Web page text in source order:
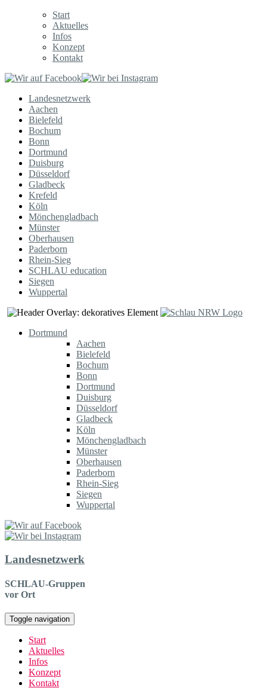
Start
Aktuelles
Infos
Konzept
Kontakt
Landesnetzwerk
Aachen
Bielefeld
Bochum
Bonn
Dortmund
Duisburg
Düsseldorf
Gladbeck
Krefeld
Köln
Mönchengladbach
Münster
Oberhausen
Paderborn
Rhein-Sieg
SCHLAU education
Siegen
Wuppertal
Dortmund
Aachen
Bielefeld
Bochum
Bonn
Dortmund
Duisburg
Düsseldorf
Gladbeck
Köln
Mönchengladbach
Münster
Oberhausen
Paderborn
Rhein-Sieg
Siegen
Wuppertal
Landesnetzwerk
SCHLAU-Gruppen
vor Ort
Toggle navigation
Start
Aktuelles
Infos
Konzept
Kontakt